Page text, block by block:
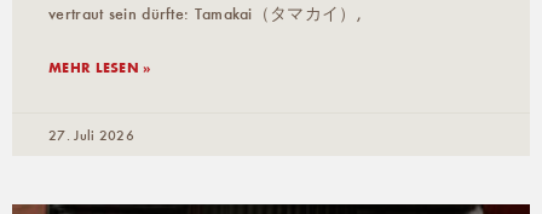
vertraut sein dürfte: Tamakai（タマカイ）,
MEHR LESEN »
27. Juli 2026